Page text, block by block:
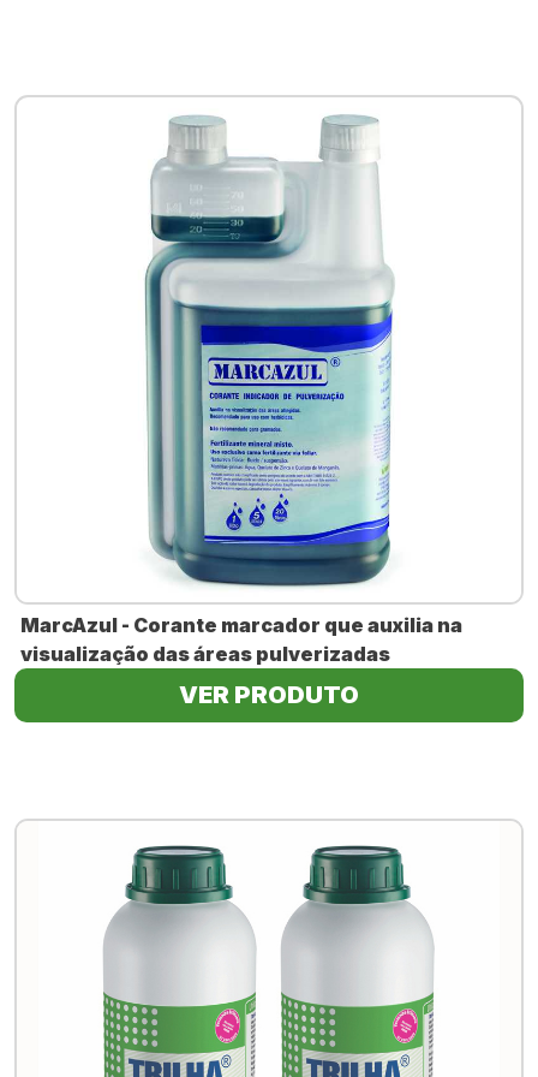
pulverização?
Uma pulverização agrícola é a distribuição de produtos
químicos, como os agrotóxicos, em pequenas
partículas na lavoura. Essas pequenas partículas se
espalham e ficam depositadas sobre a superfície das
plantas, permitindo a absorção do produto aplicado. O
uso de um sinalizador de pulverização é um excelente
adjuvante para auxiliar na avaliação da eficácia da
MarcAzul - Corante marcador que auxilia na
visualização das áreas pulverizadas
VER PRODUTO